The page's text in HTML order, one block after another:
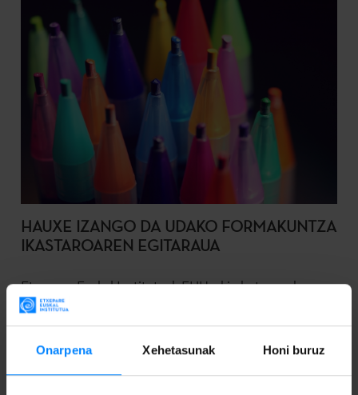
Onarpena Xehetasunak Honi buruz
HAUXE IZANGO DA UDAKO FORMAKUNTZA
IKASTAROAREN EGITARAUA
Etxepare Euskal Institutuak EHUrekin batera udaran
egin ohi duen ‘Bikaintasuna euskal ikasketetan’
emateko epea zabalik.